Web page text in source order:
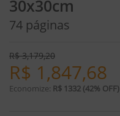
30x30cm
74 páginas
R$3,179,20
R$ 1,847,68
Economize: R$ 1332 (42% OFF)